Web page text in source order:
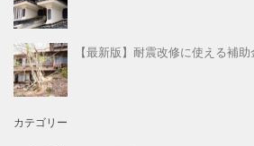
【最新版】耐震改修に使える補
カテゴリー